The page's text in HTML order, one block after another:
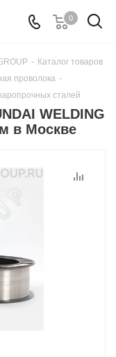
0
- Каталог товаров
проволока -
сталей
WELDING
в Москве